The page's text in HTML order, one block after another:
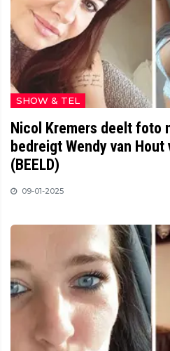
SHOW & TEL
Nicol Kremers deelt foto
bedreigt Wendy van
(BEELD)
09-01-2025